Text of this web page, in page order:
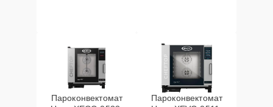
Пароконвектомат
Пароконвектомат